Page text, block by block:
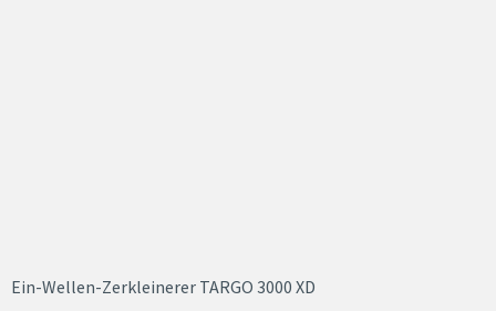
Ein-Wellen-Zerkleinerer TARGO 3000 XD